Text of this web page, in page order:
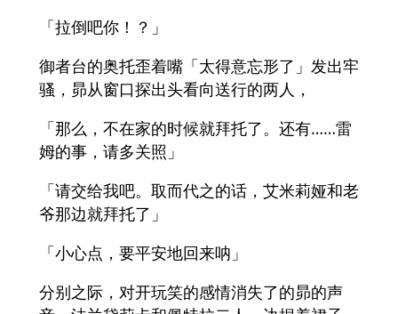
「拉倒吧你！？」
御者台的奥托歪着嘴「太得意忘形了」发出牢
骚，昴从窗口探出头看向送行的两人，
「那么，不在家的时候就拜托了。还有……雷
姆的事，请多关照」
「请交给我吧。取而代之的话，艾米莉娅和老
爷那边就拜托了」
「小心点，要平安地回来呐」
分别之际，对开玩笑的感情消失了的昴的声